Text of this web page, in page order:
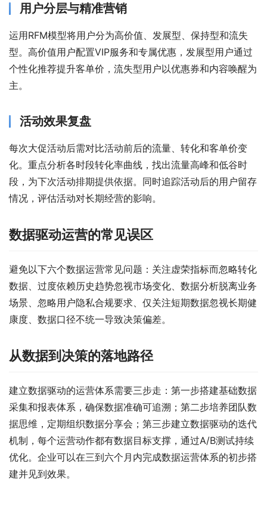
用户分层与精准营销
运用RFM模型将用户分为高价值、发展型、保持型和流失
型。高价值用户配置VIP服务和专属优惠，发展型用户通过
个性化推荐提升客单价，流失型用户以优惠券和内容唤醒为
主。
活动效果复盘
每次大促活动后需对比活动前后的流量、转化和客单价变
化。重点分析各时段转化率曲线，找出流量高峰和低谷时
段，为下次活动排期提供依据。同时追踪活动后的用户留存
情况，评估活动对长期经营的影响。
数据驱动运营的常见误区
避免以下六个数据运营常见问题：关注虚荣指标而忽略转化
数据、过度依赖历史趋势忽视市场变化、数据分析脱离业务
场景、忽略用户隐私合规要求、仅关注短期数据忽视长期健
康度、数据口径不统一导致决策偏差。
从数据到决策的落地路径
建立数据驱动的运营体系需要三步走：第一步搭建基础数据
采集和报表体系，确保数据准确可追溯；第二步培养团队数
据思维，定期组织数据分享会；第三步建立数据驱动的迭代
机制，每个运营动作都有数据目标支撑，通过A/B测试持续
优化。企业可以在三到六个月内完成数据运营体系的初步搭
建并见到效果。